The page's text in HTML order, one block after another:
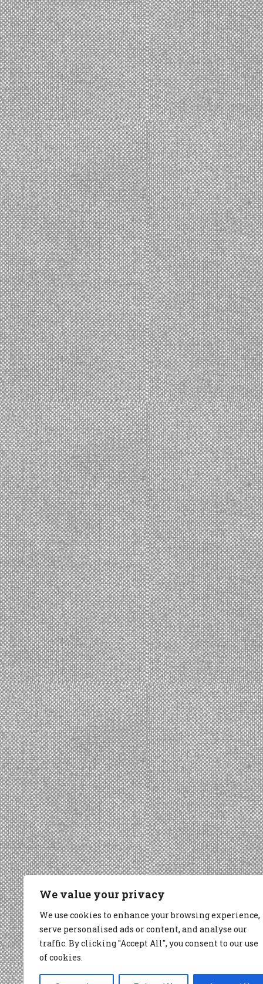
We value your privacy
We use cookies to enhance your browsing experience,
serve personalised ads or content, and analyse our
traffic. By clicking "Accept All", you consent to our use
of cookies.